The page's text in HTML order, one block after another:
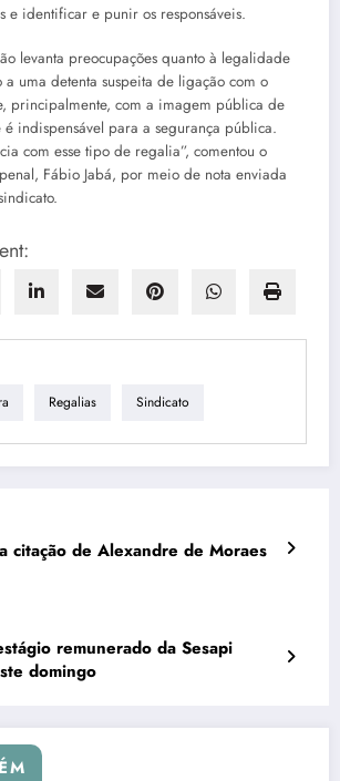
e identificar e punir os responsáveis.
levanta preocupações quanto à legalidade
uma detenta suspeita de ligação com o
principalmente, com a imagem pública de
é indispensável para a segurança pública.
com esse tipo de regalia”, comentou o
Fábio Jabá, por meio de nota enviada
Regalias Sindicato
citação de Alexandre de Moraes
remunerado da Sesapi
domingo